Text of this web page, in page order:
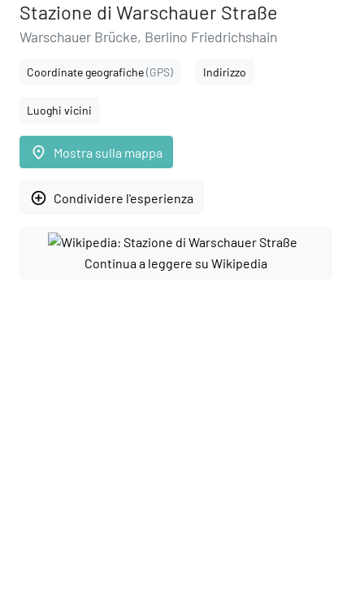
Stazione di Warschauer Straße
Warschauer Brücke, Berlino Friedrichshain
Coordinate geografiche(GPS) Indirizzo
Luoghi vicini
place Mostra sulla mappa
add_circle_outline Condividere l'esperienza
Continua a leggere su Wikipedia